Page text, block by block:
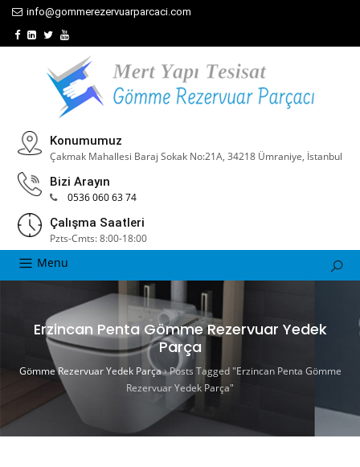
info@gommerezervuarparcaci.com
Konumumuz
Çakmak Mahallesi Baraj Sokak No:21A, 34218 Ümraniye, İstanbul
Bizi Arayın
0536 060 63 74
Çalışma Saatleri
Pzts-Cmts: 8:00-18:00
Menu
Erzincan Penta Gömme Rezervuar Yedek
Parça
Gömme Rezervuar Yedek Parça›Posts Tagged "Erzincan Penta Gömme
Rezervuar Yedek Parça"